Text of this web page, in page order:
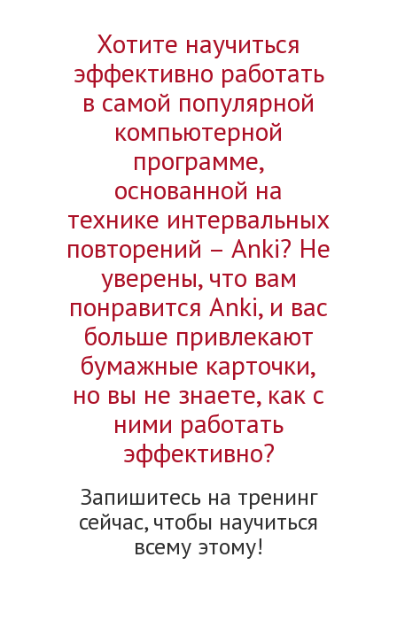
Хотите научиться
эффективно работать
в самой популярной
компьютерной
программе,
основанной на
технике интервальных
повторений – Anki? Не
уверены, что вам
понравится Anki, и вас
больше привлекают
бумажные карточки,
но вы не знаете, как с
ними работать
эффективно?
Запишитесь на тренинг
сейчас, чтобы научиться
всему этому!